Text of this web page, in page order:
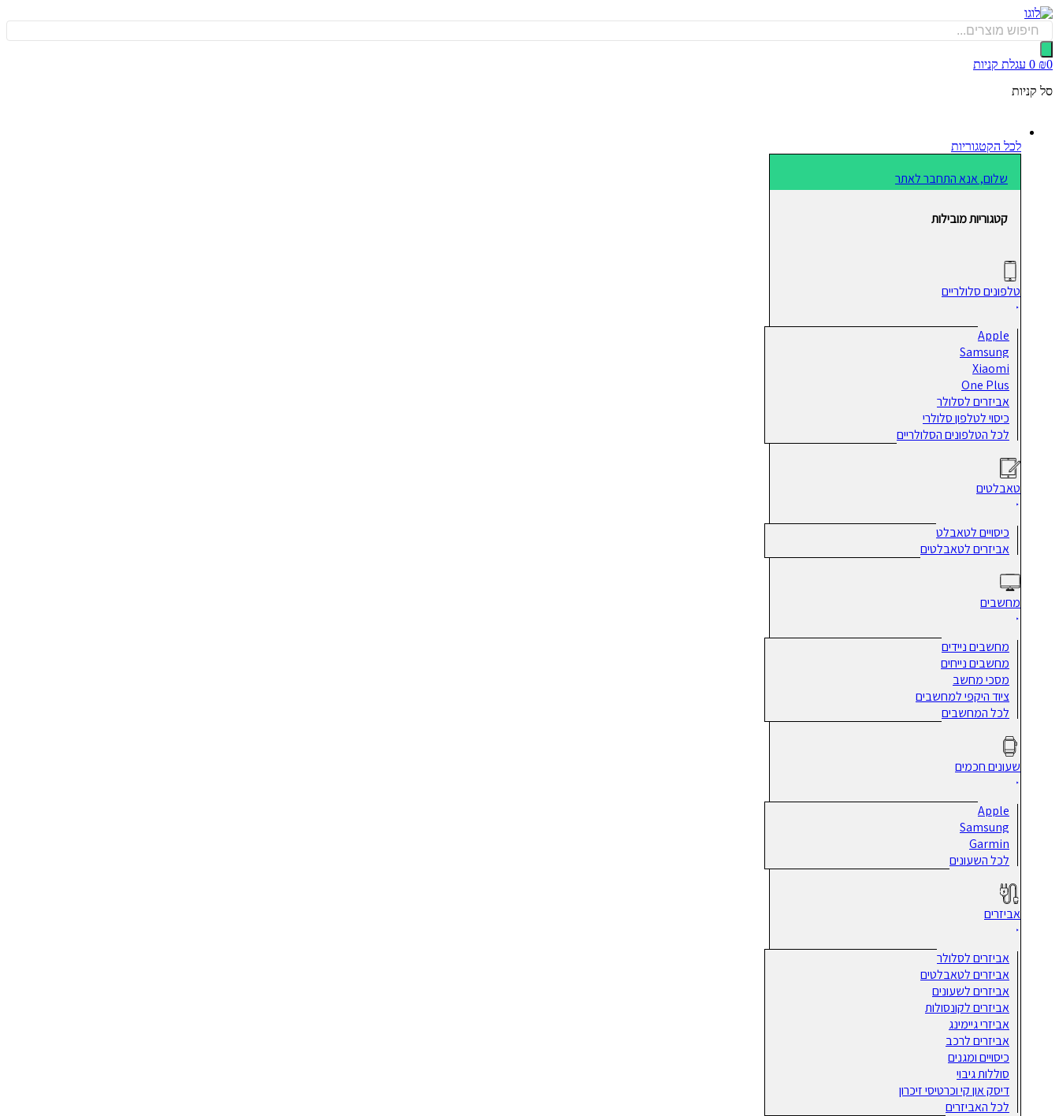
דלג
לתוכן
Products
search
₪0
0 עגלת קניות
סל קניות
לכל הקטגוריות
שלום, אנא התחבר לאתר
קטגוריות מובילות
טלפונים סלולריים
Apple
Samsung
Xiaomi
One Plus
אביזרים לסלולר
כיסוי לטלפון סלולרי
לכל הטלפונים הסלולריים
טאבלטים
כיסויים לטאבלט
אביזרים לטאבלטים
מחשבים
מחשבים ניידים
מחשבים נייחים
מסכי מחשב
ציוד היקפי למחשבים
לכל המחשבים
שעונים חכמים
Apple
Samsung
Garmin
לכל השעונים
אביזרים
אביזרים לסלולר
אביזרים לטאבלטים
אביזרים לשעונים
אביזרים לקונסולות
אביזרי גיימינג
אביזרים לרכב
כיסויים ומגנים
סוללות גיבוי
דיסק און קי וכרטיסי זיכרון
לכל האביזרים